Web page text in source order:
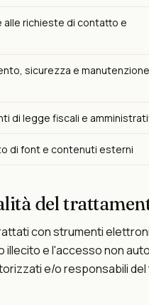
alle richieste di contatto e
sicurezza e
di legge fiscali e
di font e contenuti esterni
del
con strumenti
illecito e l'accesso non
e/o responsabili